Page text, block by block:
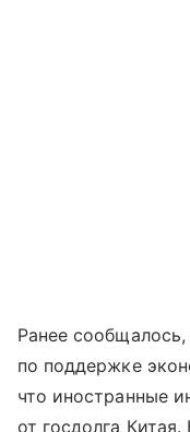
Ранее
по поддержке
что иностранные
от госдолга